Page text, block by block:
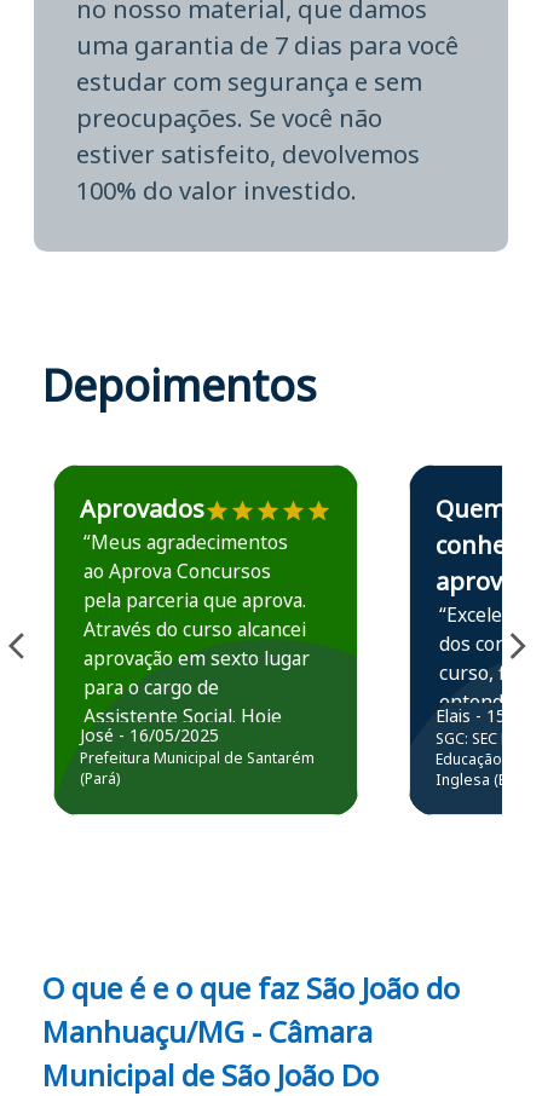
no nosso material, que damos
uma garantia de 7 dias para você
estudar com segurança e sem
preocupações. Se você não
estiver satisfeito, devolvemos
100% do valor investido.
Depoimentos
Estudante José recomenda o Aprova Concursos em
Aprovados
“Meus agradecimentos
ao Aprova Concursos
pela parceria que aprova.
Através do curso alcancei
aprovação em sexto lugar
para o cargo de
Assistente Social. Hoje
estou atuando na
Prefeitura de Santarém.
José - 16/05/2025
Prefeitura Municipal de Santarém
(Pará)
Estudante Elais
Quem
conhece,
aprova
“Excelente
dos
curso,
entender e
prática
resolução
questões.”
Elais - 15/07/
SGC: SEC BA
Educação
Inglesa (Edital
O que é e o que faz São João do
Manhuaçu/MG - Câmara
Municipal de São João Do